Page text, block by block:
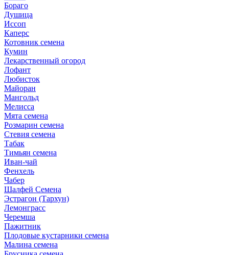
Бораго
Душица
Иссоп
Каперс
Котовник семена
Кумин
Лекарственный огород
Лофант
Любисток
Майоран
Мангольд
Мелисса
Мята семена
Розмарин семена
Стевия семена
Табак
Тимьян семена
Иван-чай
Фенхель
Чабер
Шалфей Семена
Эстрагон (Тархун)
Лемонграсс
Черемша
Пажитник
Плодовые кустарники семена
Малина семена